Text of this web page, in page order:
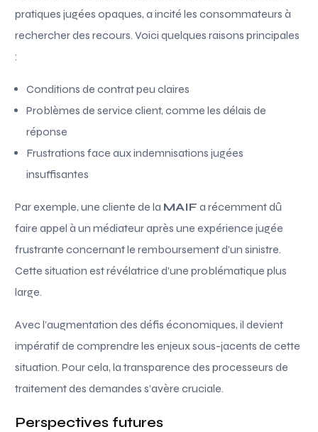
pratiques jugées opaques, a incité les consommateurs à
rechercher des recours. Voici quelques raisons principales
:
Conditions de contrat peu claires
Problèmes de service client, comme les délais de
réponse
Frustrations face aux indemnisations jugées
insuffisantes
Par exemple, une cliente de la MAIF a récemment dû
faire appel à un médiateur après une expérience jugée
frustrante concernant le remboursement d’un sinistre.
Cette situation est révélatrice d’une problématique plus
large.
Avec l’augmentation des défis économiques, il devient
impératif de comprendre les enjeux sous-jacents de cette
situation. Pour cela, la transparence des processeurs de
traitement des demandes s’avère cruciale.
Perspectives futures